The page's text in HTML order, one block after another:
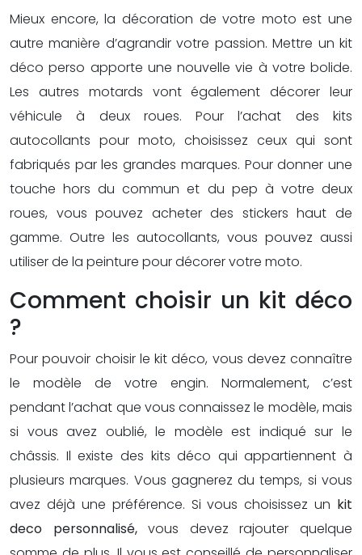
Mieux encore, la décoration de votre moto est une
autre manière d’agrandir votre passion. Mettre un kit
déco perso apporte une nouvelle vie à votre bolide.
Les autres motards vont également décorer leur
véhicule à deux roues. Pour l’achat des kits
autocollants pour moto, choisissez ceux qui sont
fabriqués par les grandes marques. Pour donner une
touche hors du commun et du pep à votre deux
roues, vous pouvez acheter des stickers haut de
gamme. Outre les autocollants, vous pouvez aussi
utiliser de la peinture pour décorer votre moto.
Comment choisir un kit déco
?
Pour pouvoir choisir le kit déco, vous devez connaître
le modèle de votre engin. Normalement, c’est
pendant l’achat que vous connaissez le modèle, mais
si vous avez oublié, le modèle est indiqué sur le
châssis. Il existe des kits déco qui appartiennent à
plusieurs marques. Vous gagnerez du temps, si vous
avez déjà une préférence. Si vous choisissez un kit
deco personnalisé,vous devez rajouter quelque